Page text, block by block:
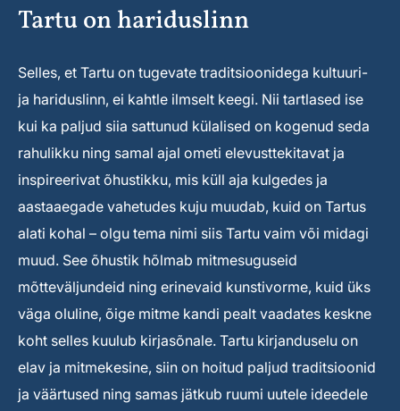
Tartu on hariduslinn
Selles, et Tartu on tugevate traditsioonidega kultuuri-
ja hariduslinn, ei kahtle ilmselt keegi. Nii tartlased ise
kui ka paljud siia sattunud külalised on kogenud seda
rahulikku ning samal ajal ometi elevusttekitavat ja
inspireerivat õhustikku, mis küll aja kulgedes ja
aastaaegade vahetudes kuju muudab, kuid on Tartus
alati kohal – olgu tema nimi siis Tartu vaim või midagi
muud. See õhustik hõlmab mitmesuguseid
mõtteväljundeid ning erinevaid kunstivorme, kuid üks
väga oluline, õige mitme kandi pealt vaadates keskne
koht selles kuulub kirjasõnale. Tartu kirjanduselu on
elav ja mitmekesine, siin on hoitud paljud traditsioonid
ja väärtused ning samas jätkub ruumi uutele ideedele